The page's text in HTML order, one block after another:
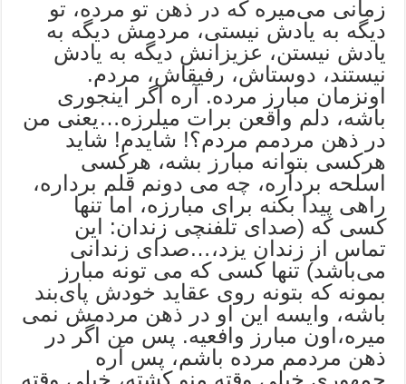
زمانی می‌میره که در ذهن تو مرده،‌ تو
دیگه به یادش نیستی، مردمش دیگه به
یادش نیستن، عزیزانش دیگه به یادش
نیستند،‌ دوستاش، ‌رفیقاش،‌ مردم.
اونزمان مبارز مرده. آره اگر اینجوری
باشه، ‌دلم واقعن برات میلرزه…یعنی من
در ذهن مردمم مردم؟! شایدم! شاید
هرکسی بتوانه مبارز بشه، هرکسی
اسلحه برداره، چه می دونم قلم برداره،
راهی پیدا بکنه برای مبارزه، اما تنها
کسی که (صدای تلفنچی زندان: این
تماس از زندان یزد،‌…صدای زندانی
می‌باشد)‌ تنها کسی که می تونه مبارز
بمونه که بتونه روی عقاید خودش پای‌بند
باشه، وایسه این او در ذهن مردمش نمی
میره،‌اون مبارز وافعیه.‌ پس من اگر در
ذهن مردمم مرده باشم، پس آره